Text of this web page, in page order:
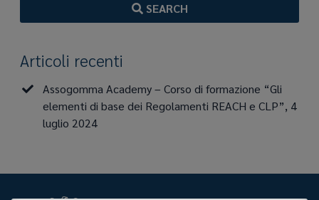
SEARCH
Articoli recenti
Assogomma Academy – Corso di formazione “Gli
elementi di base dei Regolamenti REACH e CLP”, 4
luglio 2024